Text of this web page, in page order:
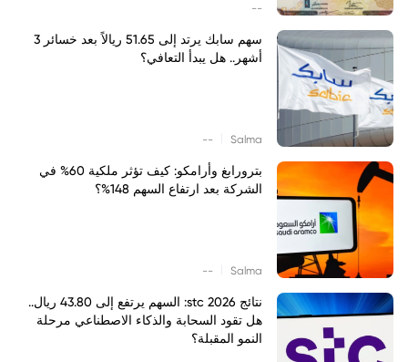
--
سهم سابك يرتد إلى 51.65 ريالاً بعد خسائر 3
أشهر.. هل يبدأ التعافي؟
Salma
--
بترورابغ وأرامكو: كيف تؤثر ملكية 60% في
الشركة بعد ارتفاع السهم 148%؟
Salma
--
نتائج stc 2026: السهم يرتفع إلى 43.80 ريال..
هل تقود السحابة والذكاء الاصطناعي مرحلة
النمو المقبلة؟